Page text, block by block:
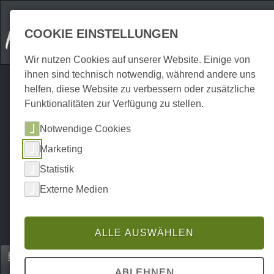
Home Einkaufen
Lebensmittel & Haushaltswaren
COOKIE EINSTELLUNGEN
Wir nutzen Cookies auf unserer Website. Einige von
ihnen sind technisch notwendig, während andere uns
helfen, diese Website zu verbessern oder zusätzliche
Funktionalitäten zur Verfügung zu stellen.
Notwendige Cookies
Marketing
Statistik
Externe Medien
ALLE AUSWÄHLEN